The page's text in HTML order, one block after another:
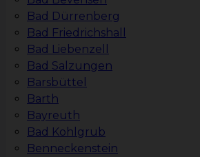
Bad Dürrenberg
Bad Friedrichshall
Bad Liebenzell
Bad Salzungen
Barsbüttel
Barth
Bayreuth
Bad Kohlgrub
Benneckenstein